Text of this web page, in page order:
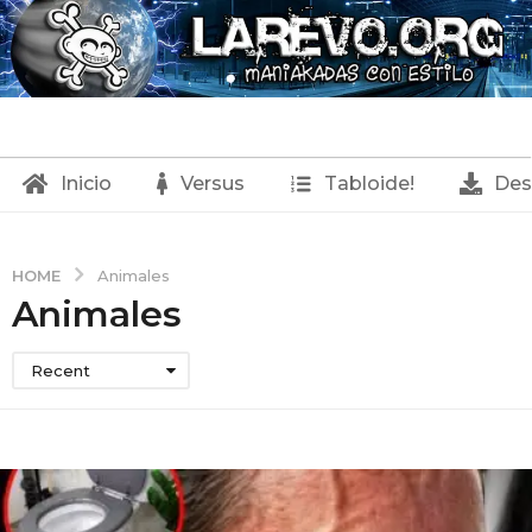
Inicio Versus Tabloide!
HOME Animales
Animales
Recent